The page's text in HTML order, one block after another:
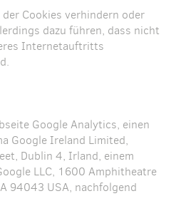
Cookies verhindern oder
dazu führen, dass nicht
Internetauftritts
Google Analytics, einen
Google Ireland Limited,
Dublin 4, Irland, einem
LLC, 1600 Amphitheatre
94043 USA, nachfolgend